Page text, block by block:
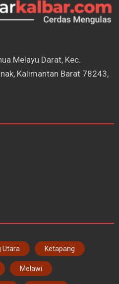
Melayu Darat, Kec.
Kalimantan Barat 78243,
Utara Ketapang
Melawi